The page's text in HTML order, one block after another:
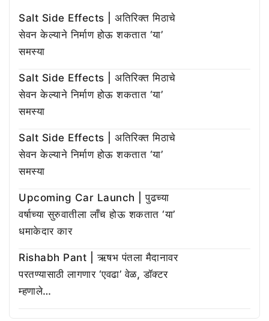
Salt Side Effects | अतिरिक्त मिठाचे
सेवन केल्याने निर्माण होऊ शकतात ‘या’
समस्या
Salt Side Effects | अतिरिक्त मिठाचे
सेवन केल्याने निर्माण होऊ शकतात ‘या’
समस्या
Salt Side Effects | अतिरिक्त मिठाचे
सेवन केल्याने निर्माण होऊ शकतात ‘या’
समस्या
Upcoming Car Launch | पुढच्या
वर्षाच्या सुरुवातीला लाँच होऊ शकतात ‘या’
धमाकेदार कार
Rishabh Pant | ऋषभ पंतला मैदानावर
परतण्यासाठी लागणार ‘एवढा’ वेळ, डॉक्टर
म्हणाले…